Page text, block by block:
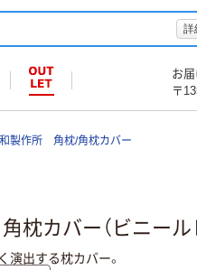
詳
お
〒
製作所 角枕/角枕カバー
枕カバー（ビニー
演出する枕カバー。